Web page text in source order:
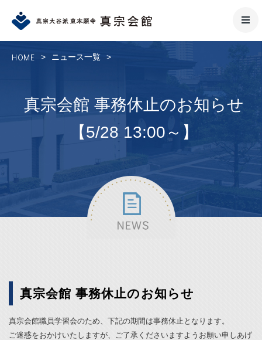
HOME > ニュース一覧 >
真宗会館 事務休止のお知らせ
【5/28 13:00～】
真宗会館 事務休止のお知らせ
真宗会館職員学習会のため、下記の期間は事務休止となります。
ご迷惑をおかけいたしますが、ご了承くださいますようお願い申しあげ